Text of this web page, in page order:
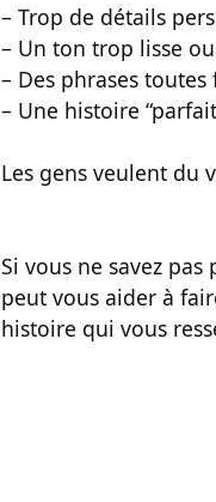
– Trop de détails
– Un ton trop lisse
– Des phrases
– Une histoire
Les gens veulent du
Si vous ne savez
peut vous aider à
histoire qui vous